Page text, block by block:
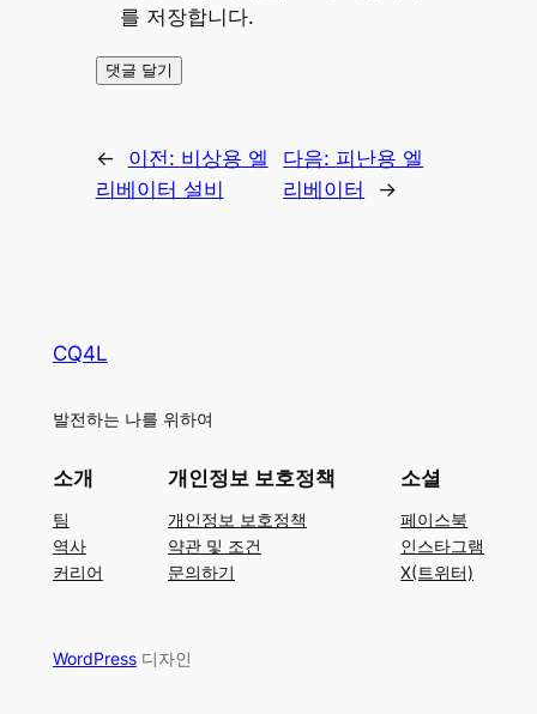
를 저장합니다.
← 이전: 비상용 엘
리베이터 설비
다음: 피난용 엘
리베이터
→
CQ4L
발전하는 나를 위하여
소개
팀
역사
커리어
개인정보 보호정책
개인정보 보호정책
약관 및 조건
문의하기
소셜
페이스북
인스타그램
X(트위터)
WordPress디자인